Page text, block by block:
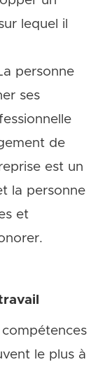
lequel il
personne
ses
de
est un
la personne
et
compétences
le plus à